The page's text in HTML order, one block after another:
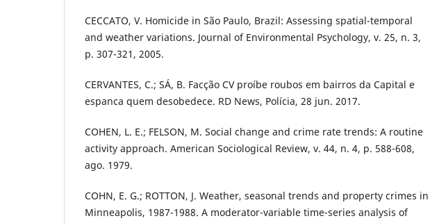
CECCATO, V. Homicide in São Paulo, Brazil: Assessing spatial-temporal
and weather variations. Journal of Environmental Psychology, v. 25, n. 3,
p. 307-321, 2005.
CERVANTES, C.; SÁ, B. Facção CV proíbe roubos em bairros da Capital e
espanca quem desobedece. RD News, Polícia, 28 jun. 2017.
COHEN, L. E.; FELSON, M. Social change and crime rate trends: A routine
activity approach. American Sociological Review, v. 44, n. 4, p. 588-608,
ago. 1979.
COHN, E. G.; ROTTON, J. Weather, seasonal trends and property crimes in
Minneapolis, 1987-1988. A moderator-variable time-series analysis of